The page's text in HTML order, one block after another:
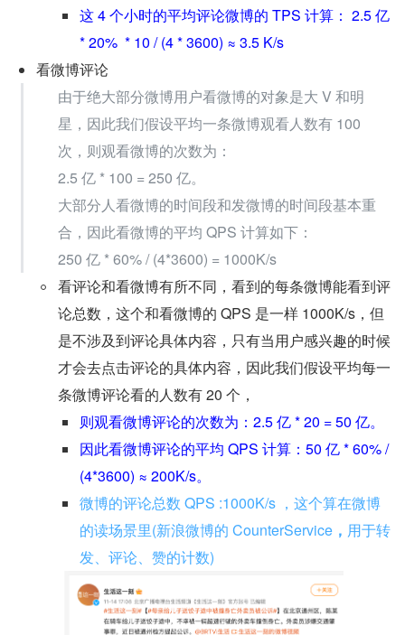
这 4 个小时的平均评论微博的 TPS 计算： 2.5 亿
* 20%  * 10 / (4 * 3600) ≈ 3.5 K/s
看微博评论
由于绝大部分微博用户看微博的对象是大 V 和明
星，因此我们假设平均一条微博观看人数有 100
次，则观看微博的次数为：
2.5 亿 * 100 = 250 亿。
大部分人看微博的时间段和发微博的时间段基本重
合，因此看微博的平均 QPS 计算如下：
250 亿 * 60% / (4*3600) = 1000K/s
看评论和看微博有所不同，看到的每条微博能看到评
论总数，这个和看微博的 QPS 是一样 1000K/s，但
是不涉及到评论具体内容，只有当用户感兴趣的时候
才会去点击评论的具体内容，因此我们假设平均每一
条微博评论看的人数有 20 个，
则观看微博评论的次数为：2.5 亿 * 20 = 50 亿。
因此看微博评论的平均 QPS 计算：50 亿 * 60% /
(4*3600) ≈ 200K/s。
微博的评论总数 QPS :1000K/s ，这个算在微博
的读场景里(新浪微博的 CounterService ， 用于转
发、评论、赞的计数)